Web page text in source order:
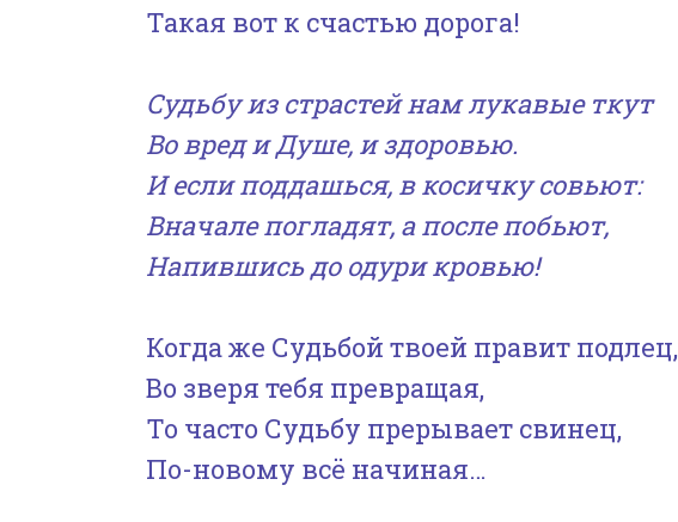
Такая вот к счастью дорога!
Судьбу из страстей нам лукавые ткут
Во вред и Душе, и здоровью.
И если поддашься, в косичку совьют:
Вначале погладят, а после побьют,
Напившись до одури кровью!
Когда же Судьбой твоей правит подлец,
Во зверя тебя превращая,
То часто Судьбу прерывает свинец,
По-новому всё начиная…